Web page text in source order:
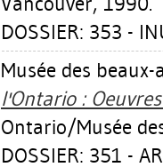
DOSSIER: 353 -
Musée des
l'Ontario :
Ontario/Musée
DOSSIER: 351 -